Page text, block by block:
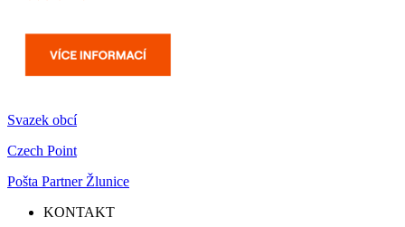
Svazek obcí
Czech Point
Pošta Partner Žlunice
KONTAKT